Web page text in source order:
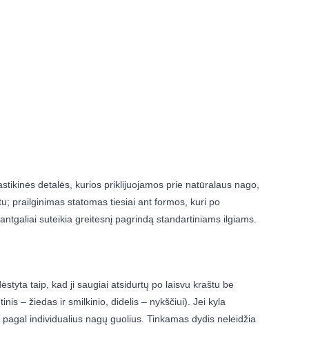
detalės, kurios priklijuojamos prie natūralaus nago,
prailginimas statomas tiesiai ant formos, kuri po
suteikia greitesnį pagrindą standartiniams ilgiams.
taip, kad ji saugiai atsidurtų po laisvu kraštu be
– žiedas ir smilkinio, didelis – nykščiui). Jei kyla
individualius nagų guolius. Tinkamas dydis neleidžia